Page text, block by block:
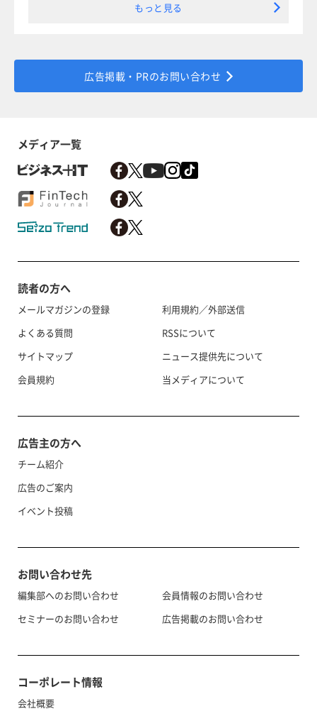
もっと見る
広告掲載・PRのお問い合わせ
メディア一覧
読者の方へ
メールマガジンの登録
よくある質問
サイトマップ
会員規約
利用規約／外部送信
RSSについて
ニュース提供先について
当メディアについて
広告主の方へ
チーム紹介
広告のご案内
イベント投稿
お問い合わせ先
編集部へのお問い合わせ
セミナーのお問い合わせ
会員情報のお問い合わせ
広告掲載のお問い合わせ
コーポレート情報
会社概要